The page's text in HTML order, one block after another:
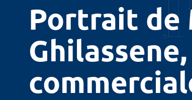
Portrait de